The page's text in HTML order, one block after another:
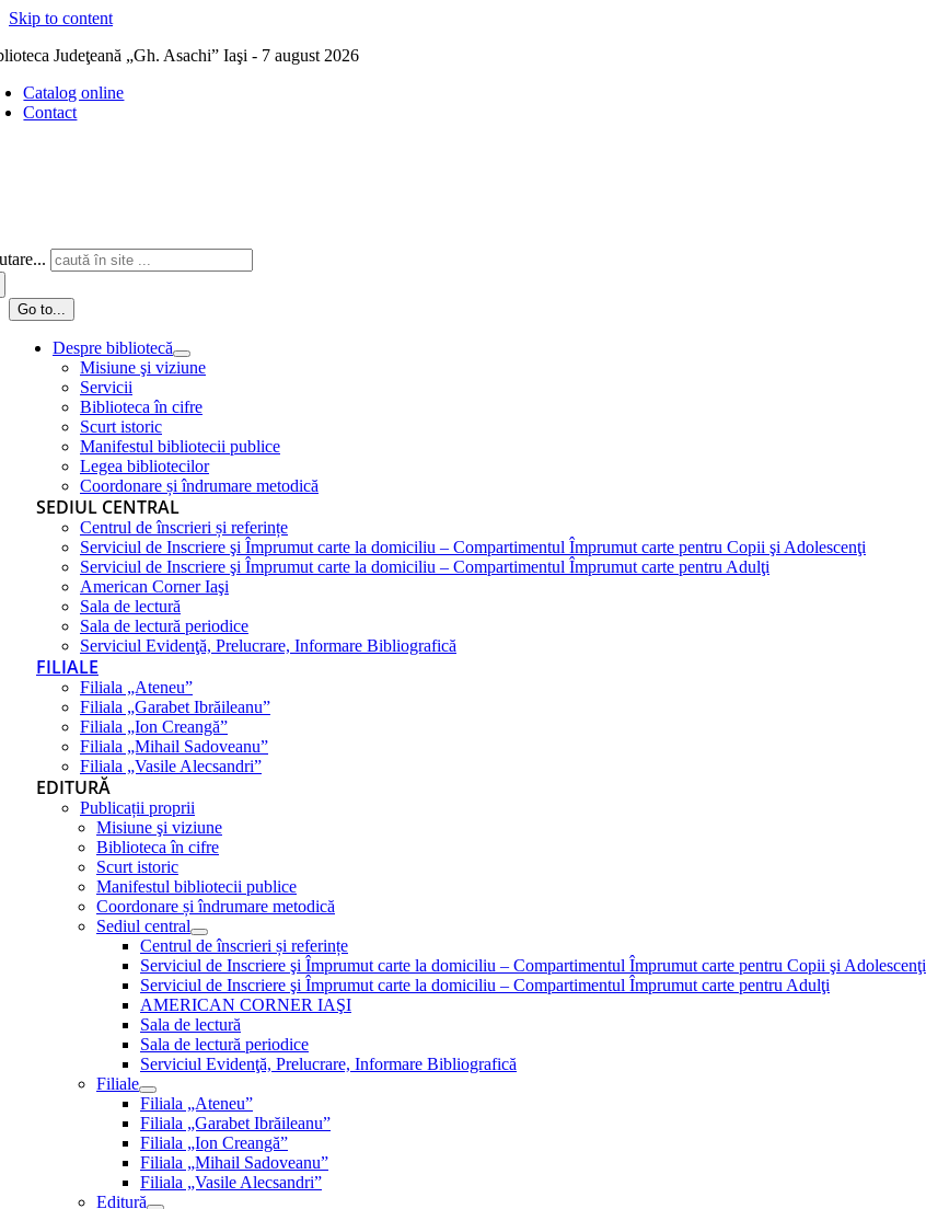
Skip to content
Judeţeană „Gh. Asachi” Iaşi - 7 august 2026
Catalog online
Contact
Go to...
Despre bibliotecă
Misiune şi viziune
Servicii
Biblioteca în cifre
Scurt istoric
Manifestul bibliotecii publice
Legea bibliotecilor
Coordonare și îndrumare metodică
SEDIUL CENTRAL
Centrul de înscrieri și referințe
Serviciul de Inscriere şi Împrumut carte la domiciliu – Compartimentul Împrumut carte pentru Copii şi Adolescenţi
Serviciul de Inscriere şi Împrumut carte la domiciliu – Compartimentul Împrumut carte pentru Adulţi
American Corner Iaşi
Sala de lectură
Sala de lectură periodice
Serviciul Evidenţă, Prelucrare, Informare Bibliografică
FILIALE
Filiala „Ateneu”
Filiala „Garabet Ibrăileanu”
Filiala „Ion Creangă”
Filiala „Mihail Sadoveanu”
Filiala „Vasile Alecsandri”
EDITURĂ
Publicații proprii
Misiune şi viziune
Biblioteca în cifre
Scurt istoric
Manifestul bibliotecii publice
Coordonare și îndrumare metodică
Sediul central
Centrul de înscrieri și referințe
Serviciul de Inscriere şi Împrumut carte la domiciliu – Compartimentul Împrumut carte pentru Copii şi Adolescenţi
Serviciul de Inscriere şi Împrumut carte la domiciliu – Compartimentul Împrumut carte pentru Adulţi
AMERICAN CORNER IAŞI
Sala de lectură
Sala de lectură periodice
Serviciul Evidenţă, Prelucrare, Informare Bibliografică
Filiale
Filiala „Ateneu”
Filiala „Garabet Ibrăileanu”
Filiala „Ion Creangă”
Filiala „Mihail Sadoveanu”
Filiala „Vasile Alecsandri”
Editură